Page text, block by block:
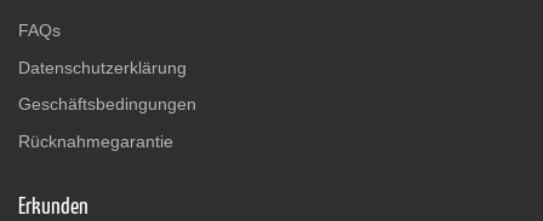
FAQs
Datenschutzerklärung
Geschäftsbedingungen
Rücknahmegarantie
Erkunden